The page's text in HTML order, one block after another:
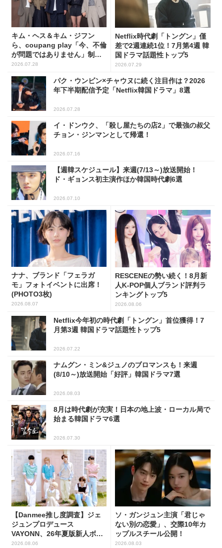
キム・ヘス＆キム・ジフン
ら、coupang play「今、不倫
が問題ではありません」制作
発表会に出席！(PHOTO15枚)
2026.07.28
Netflix時代劇「トングン」僅
差で2週連続1位！7月第4週 韓
国ドラマ話題性トップ5
2026.07.29
パク・ウンビン×チャウヌに続く注目作は？2026
年下半期配信予定「Netflix韓国ドラマ」8選
2026.07.28
イ・ドンウク、「殺し屋たちの店2」で最強の叔父
チョン・ジンマンとして帰還！
2026.07.16
【週韓スケジュール】来週(7/13～)放送開始！
ド・ギョンス初主演作ほか韓国時代劇6選
2026.07.10
ナナ、ブランド「フェラガ
モ」フォトイベントに出席！
(PHOTO3枚)
2026.08.07
RESCENEの勢い続く！8月新
人K-POP個人ブランド評判ラ
ンキングトップ5
2026.08.06
Netflix今年初の時代劇「トングン」首位獲得！7
月第3週 韓国ドラマ話題性トップ5
2026.07.22
ナムグン・ミン&ジュノのブロマンスも！来週
(8/10～)放送開始「好評」韓国ドラマ7選
2026.08.03
8月は時代劇が充実！日本の地上波・ローカル局で
始まる韓国ドラマ6選
2026.07.30
【Danmee推し度調査】ジェ
ジュンプロデュース
VAYONN、26年夏版新人ボー
イズグループ人気No.1に
2026.08.06
ソ・ガンジュン主演「君じゃ
ない別の恋愛」、交際10年カ
ップルスチール公開！
2026.08.03